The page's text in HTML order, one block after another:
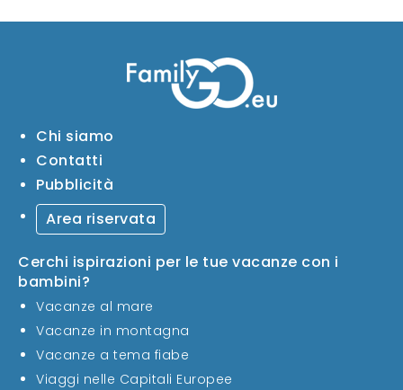
Chi siamo
Contatti
Pubblicità
Area riservata
Cerchi ispirazioni per le tue vacanze con i
bambini?
Vacanze al mare
Vacanze in montagna
Vacanze a tema fiabe
Viaggi nelle Capitali Europee